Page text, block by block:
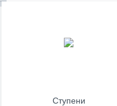
Ступени